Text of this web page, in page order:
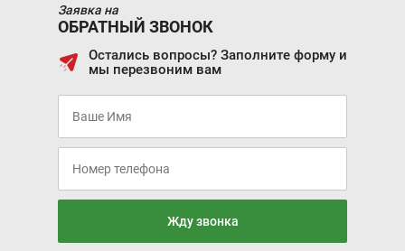
Заявка на
ОБРАТНЫЙ ЗВОНОК
Остались вопросы? Заполните форму и
мы перезвоним вам
Жду звонка